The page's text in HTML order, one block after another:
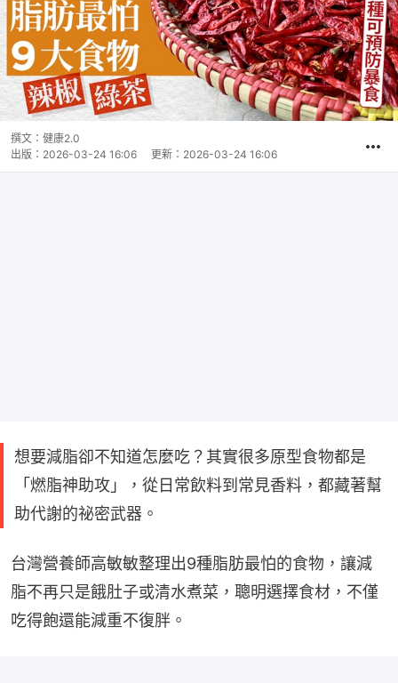
撰文： 健康2.0
出版： 2026-03-24 16:06 更新： 2026-03-24 16:06
想要減脂卻不知道怎麼吃？其實很多原型食物都是
「燃脂神助攻」，從日常飲料到常見香料，都藏著幫
助代謝的祕密武器。
台灣營養師高敏敏整理出9種脂肪最怕的食物，讓減
脂不再只是餓肚子或清水煮菜，聰明選擇食材，不僅
吃得飽還能減重不復胖。